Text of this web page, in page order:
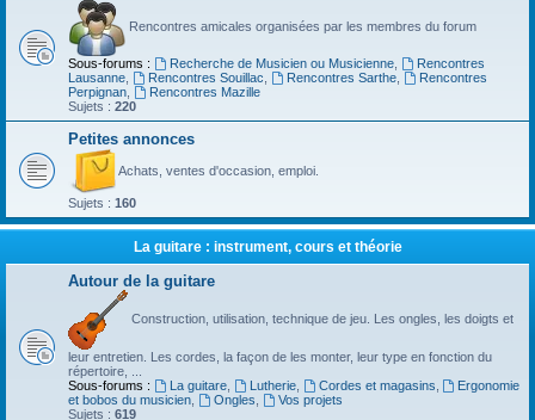
Rencontres amicales organisées par les membres du forum
Sous-forums : Recherche de Musicien ou Musicienne,
Rencontres
Lausanne
Rencontres Souillac Rencontres Sarthe,
Rencontres
Perpignan
Rencontres Mazille
Sujets : 220
Petites annonces
Achats, ventes d'occasion, emploi.
Sujets : 160
La guitare : instrument, cours et théorie
Autour de la guitare
Construction, utilisation, technique de jeu. Les ongles, les doigts et
leur entretien. Les cordes, la façon de les monter, leur type en fonction du
répertoire, ...
Sous-forums :
La guitare, Lutherie, Cordes et magasins
Ergonomie
et bobos du musicien
Ongles
Vos projets
Sujets : 619